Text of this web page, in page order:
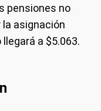
pensiones no
asignación
a $5.063.